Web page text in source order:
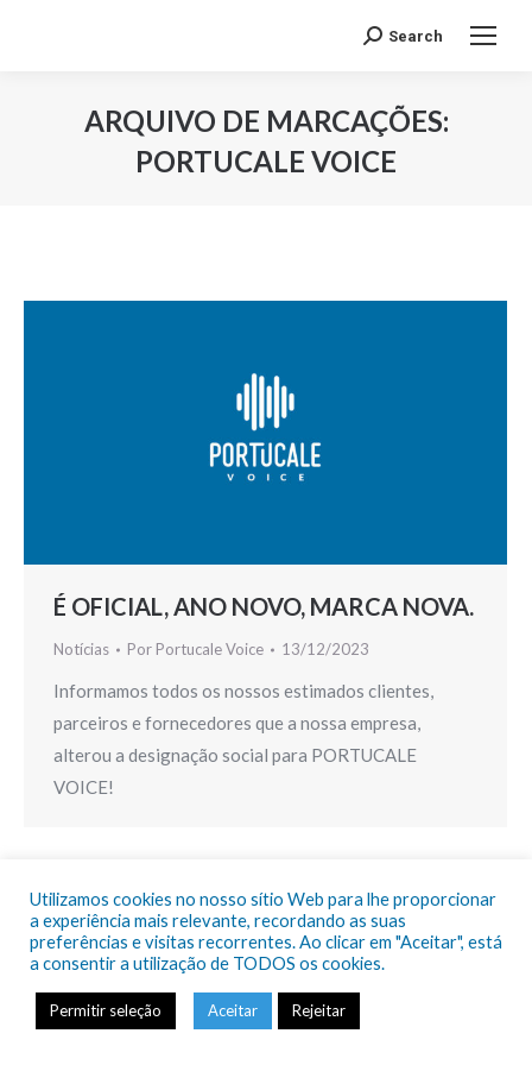
Search:
Search
ARQUIVO DE MARCAÇÕES:
PORTUCALE VOICE
É OFICIAL, ANO NOVO, MARCA NOVA.
Notícias Por Portucale Voice 13/12/2023
Informamos todos os nossos estimados clientes,
parceiros e fornecedores que a nossa empresa,
alterou a designação social para PORTUCALE
VOICE!
© Portucale Voice 2024 |Política de Privacidade e Cookies
+351 21 5903387 (Chamada para a rede fixa nacional)
info@portucalevoice.pt
Utilizamos cookies no nosso sítio Web para lhe proporcionar
a experiência mais relevante, recordando as suas
preferências e visitas recorrentes. Ao clicar em "Aceitar", está
a consentir a utilização de TODOS os cookies.
Permitir seleção Aceitar Rejeitar